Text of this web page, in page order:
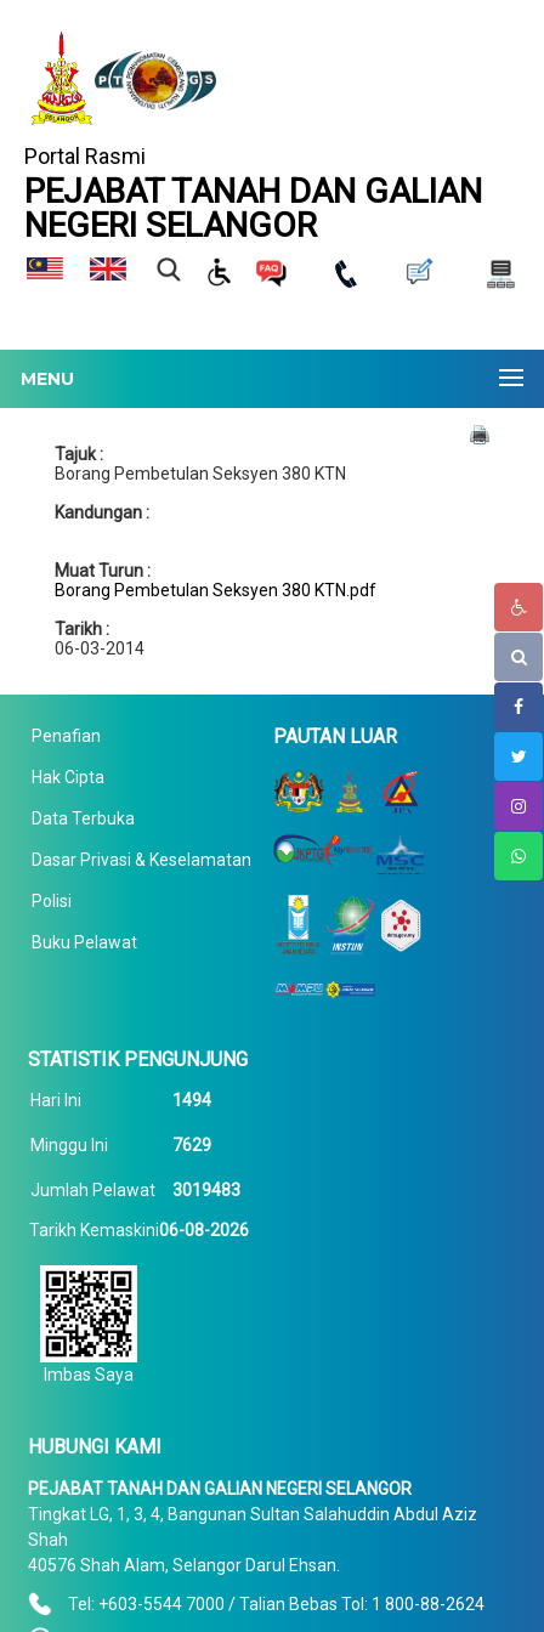
Portal Rasmi
PEJABAT TANAH DAN GALIAN
NEGERI SELANGOR
MENU
Tajuk :
Borang Pembetulan Seksyen 380 KTN
Kandungan :
Muat Turun :
Borang Pembetulan Seksyen 380 KTN.pdf
Tarikh :
06-03-2014
Penafian
Hak Cipta
Data Terbuka
Dasar Privasi & Keselamatan
Polisi
Buku Pelawat
PAUTAN LUAR
STATISTIK PENGUNJUNG
Hari Ini 1494
Minggu Ini 7629
Jumlah Pelawat 3019483
Tarikh Kemaskini06-08-2026
Imbas Saya
HUBUNGI KAMI
PEJABAT TANAH DAN GALIAN NEGERI SELANGOR
Tingkat LG, 1, 3, 4, Bangunan Sultan Salahuddin Abdul Aziz
Shah
40576 Shah Alam, Selangor Darul Ehsan.
Tel: +603-5544 7000 / Talian Bebas Tol: 1 800-88-2624